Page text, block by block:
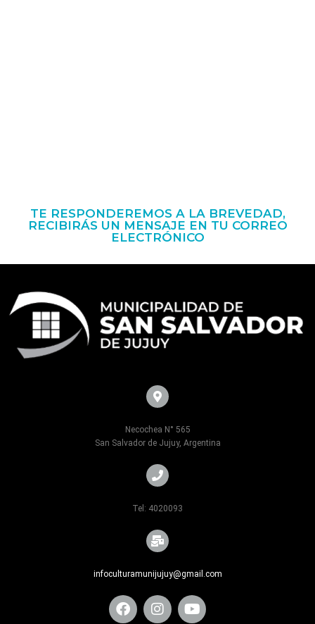
TE RESPONDEREMOS A LA BREVEDAD,
RECIBIRÁS UN MENSAJE EN TU CORREO
ELECTRÓNICO
Necochea N° 565
San Salvador de Jujuy, Argentina
Tel: 4020093
infoculturamunijujuy@gmail.com